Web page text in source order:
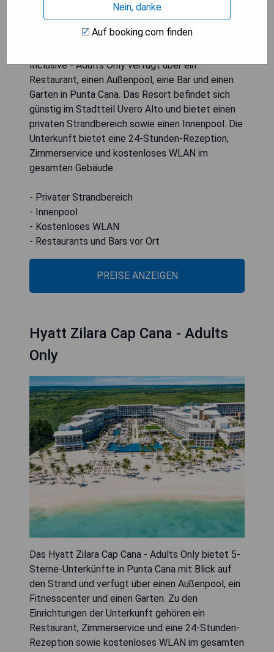
Inclusive - Adults Only verfügt über ein
Restaurant, einen Außenpool, eine Bar und einen
Garten in Punta Cana. Das Resort befindet sich
günstig im Stadtteil Uvero Alto und bietet einen
privaten Strandbereich sowie einen Innenpool. Die
Unterkunft bietet eine 24-Stunden-Rezeption,
Zimmerservice und kostenloses WLAN im
gesamten Gebäude.
- Privater Strandbereich
- Innenpool
- Kostenloses WLAN
- Restaurants und Bars vor Ort
PREISE ANZEIGEN
Hyatt Zilara Cap Cana - Adults
Only
Das Hyatt Zilara Cap Cana - Adults Only bietet 5-
Sterne-Unterkünfte in Punta Cana mit Blick auf
den Strand und verfügt über einen Außenpool, ein
Fitnesscenter und einen Garten. Zu den
Einrichtungen der Unterkunft gehören ein
Restaurant, Zimmerservice und eine 24-Stunden-
Rezeption sowie kostenloses WLAN im gesamten
Nein, danke
Auf booking.com finden